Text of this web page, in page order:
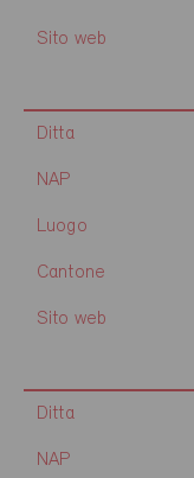
Sito web
Ditta
NAP
Luogo
Cantone
Sito web
Ditta
NAP